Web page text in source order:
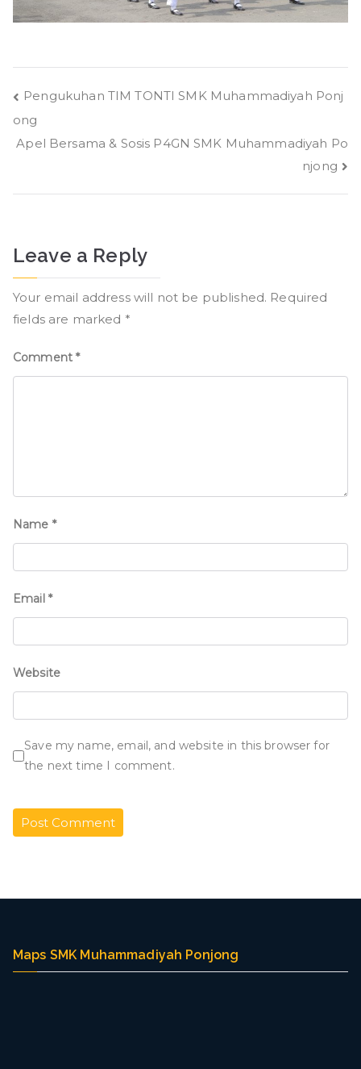
Post
navigation
Pengukuhan TIM TONTI SMK Muhammadiyah Ponj
ong
Apel Bersama & Sosis P4GN SMK Muhammadiyah Po
njong
Leave a Reply
Your email address will not be published. Required
fields are marked *
Comment*
Name *
Email *
Website
Save my name, email, and website in this browser for
the next time I comment.
Maps SMK Muhammadiyah Ponjong